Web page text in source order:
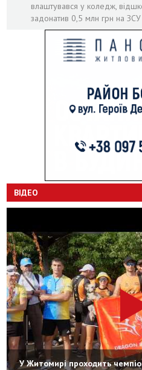
влаштувався у коледж,
задонатив 0,5 млн грн на ЗСУ
ВІДЕО
У Житомирі проходить